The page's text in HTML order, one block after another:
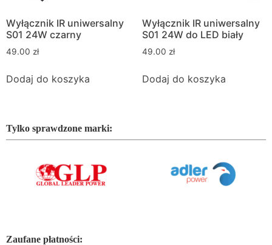
Wyłącznik IR uniwersalny
S01 24W czarny
49.00 zł
Dodaj do koszyka
Wyłącznik IR uniwersalny
S01 24W do LED biały
49.00 zł
Dodaj do koszyka
Tylko sprawdzone marki:
Zaufane płatności: